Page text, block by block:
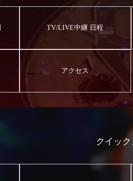
TV/LIVE中継 日程
アクセス
クイッ